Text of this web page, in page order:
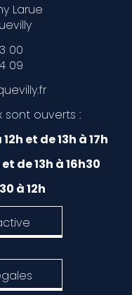
Larue
00
09
sont ouverts :
et de 13h à 17h
de 13h à 16h30
à 12h